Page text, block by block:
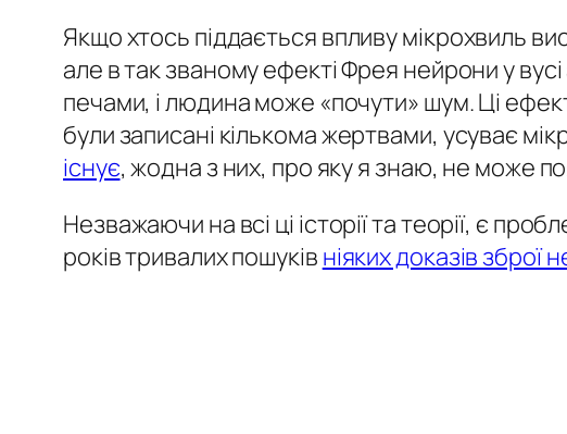
Якщо хтось піддається впливу мікрохвиль
але в так званому ефекті Фрея нейрони у
печами, і людина може «почути» шум. Ці
були записані кількома жертвами, усуває
існує, жодна з них, про яку я знаю, не може
Незважаючи на всі ці історії та теорії, є
років тривалих пошуків ніяких доказів зброї